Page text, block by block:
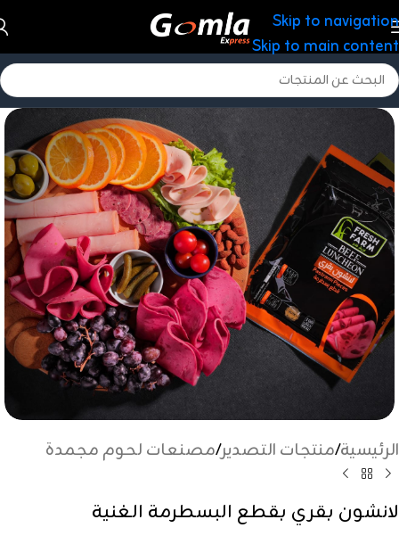
Skip to navigation
Skip to main content
الرئيسية/منتجات التصدير/مصنعات لحوم مجمدة
لانشون بقري بقطع البسطرمة الغنية